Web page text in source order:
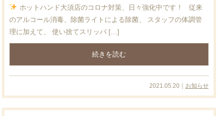
ホットハンド大須店のコロナ対策、日々強化中です！ 従来
のアルコール消毒、除菌ライトによる除菌、 スタッフの体調管
理に加えて、 使い捨てスリッパ […]
続きを読む
2021.05.20｜ お知らせ